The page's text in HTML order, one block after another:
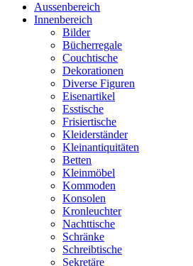
Aussenbereich
Innenbereich
Bilder
Bücherregale
Couchtische
Dekorationen
Diverse Figuren
Eisenartikel
Esstische
Frisiertische
Kleiderständer
Kleinantiquitäten
Betten
Kleinmöbel
Kommoden
Konsolen
Kronleuchter
Nachttische
Schränke
Schreibtische
Sekretäre